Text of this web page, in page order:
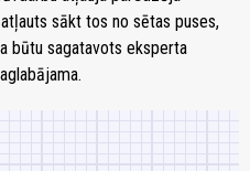
sākt tos no sētas puses,
būtu sagatavots eksperta